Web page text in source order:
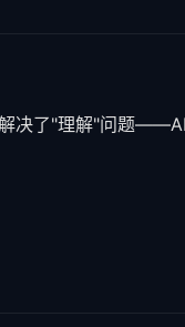
决了"理解"问题